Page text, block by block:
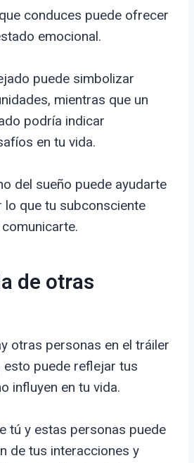
conduces puede ofrecer
emocional.
puede simbolizar
mientras que un
podría indicar
en tu vida.
del sueño puede ayudarte
lo que tu subconsciente
de otras
otras personas en el tráiler
esto puede reflejar tus
influyen en tu vida.
tú y estas personas puede
de tus interacciones y